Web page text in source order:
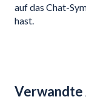
auf das Chat-
hast.